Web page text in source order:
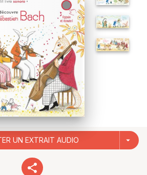
UN EXTRAIT AUDIO arrow_drop_down